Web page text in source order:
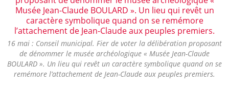
16 mai : Conseil municipal. Fier de voter la délibération proposant
de dénommer le musée archéologique « Musée Jean-Claude
BOULARD ». Un lieu qui revêt un caractère symbolique quand on se
remémore l’attachement de Jean-Claude aux peuples premiers.